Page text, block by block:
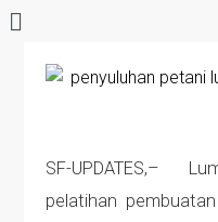
SF-UPDATES,–
pelatihan